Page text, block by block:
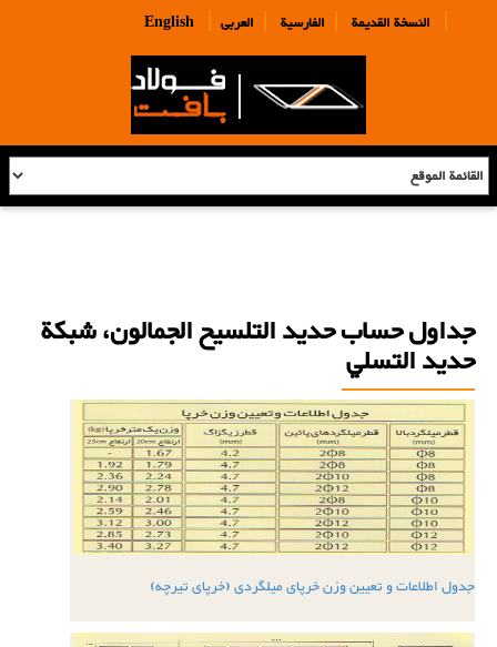
English| النسخة القديمة | الفارسية | العربی |
جداول حساب حديد التلسيح الجمالون، شبكة
حديد التسلي
جدول اطلاعات و تعیین وزن خرپای میلگردی (خرپای تیرچه)